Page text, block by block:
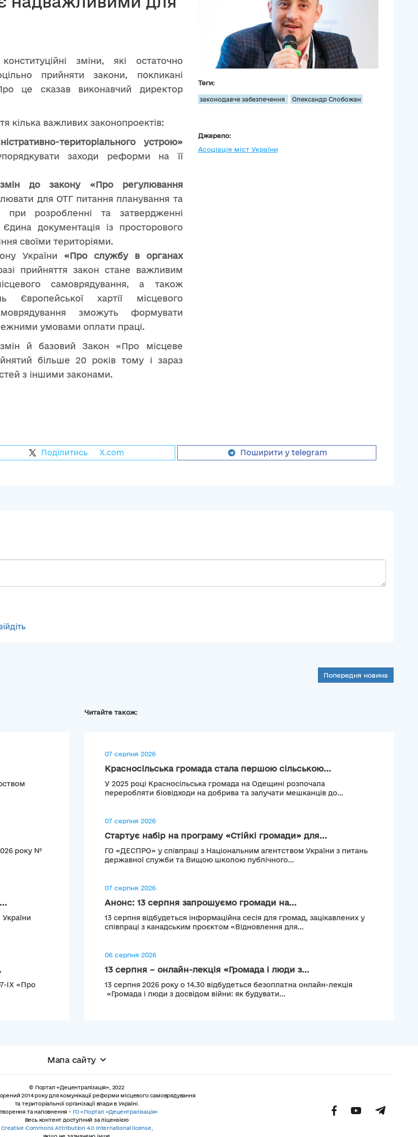
зміни, які остаточно
прийняти закони, покликані
це сказав виконавчий директор
кілька важливих законопроектів:
територіального устрою»
заходи реформи на її
до закону
«Про регулювання
для ОТГ питання планування та
розробленні та затвердженні
документація із просторового
своїми територіями.
України «Про службу в органах
прийняття закон стане важливим
самоврядування, а також
хартії місцевого
зможуть формувати
умовами оплати праці.
й базовий Закон «Про місцеве
більше 20 років тому і зараз
з іншими законами.
Теги:
законодавче забезпечення Олександр Слобожан
Джерело:
Асоціація міст України
Поділитись X.com Поширити у telegram
Попередня новина
року №
IX «Про
Читайте також:
07 серпня 2026
Красносільська громада стала першою сільською...
У 2025 році Красносільська громада на Одещині розпочала
переробляти біовідходи на добрива та залучати мешканців до...
07 серпня 2026
Стартує набір на програму «Стійкі громади» для...
ГО «ДЕСПРО» у співпраці з Національним агентством України з питань
державної служби та Вищою школою публічного...
07 серпня 2026
Анонс: 13 серпня запрошуємо громади на...
13 серпня відбудеться інформаційна сесія для громад, зацікавлених у
співпраці з канадським проєктом «Відновлення для...
06 серпня 2026
13 серпня – онлайн-лекція «Громада і люди з...
13 серпня 2026 року о 14.30 відбудеться безоплатна онлайн-лекція
«Громада і люди з досвідом війни: як будувати...
Мапа сайту
© Портал «Децентралізація», 2022
2014 року для комунікації реформи місцевого самоврядування
та територіальної організації влади в Україні.
та наповнення - ГО «Портал «Децентралізація»
Весь контент доступний за ліцензією
Creative Commons Attribution 4.0 International license,